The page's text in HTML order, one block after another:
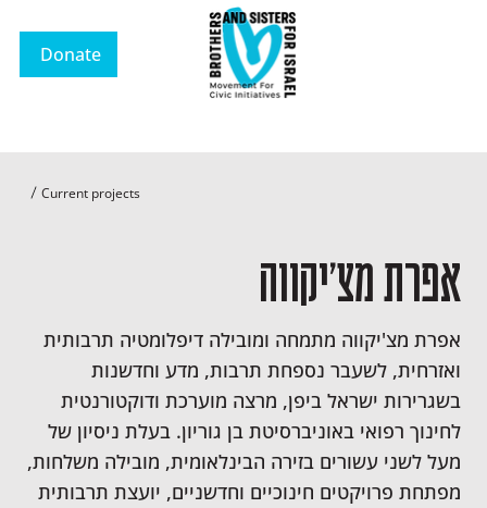
Donate
Current projects
אפרת מצ'יקווה
אפרת מצ'יקווה מתמחה ומובילה דיפלומטיה תרבותית
ואזרחית, לשעבר נספחת תרבות, מדע וחדשנות
בשגרירות ישראל ביפן, מרצה מוערכת ודוקטורנטית
לחינוך רפואי באוניברסיטת בן גוריון. בעלת ניסיון של
מעל לשני עשורים בזירה הבינלאומית, מובילה משלחות,
מפתחת פרויקטים חינוכיים וחדשניים, יועצת תרבותית